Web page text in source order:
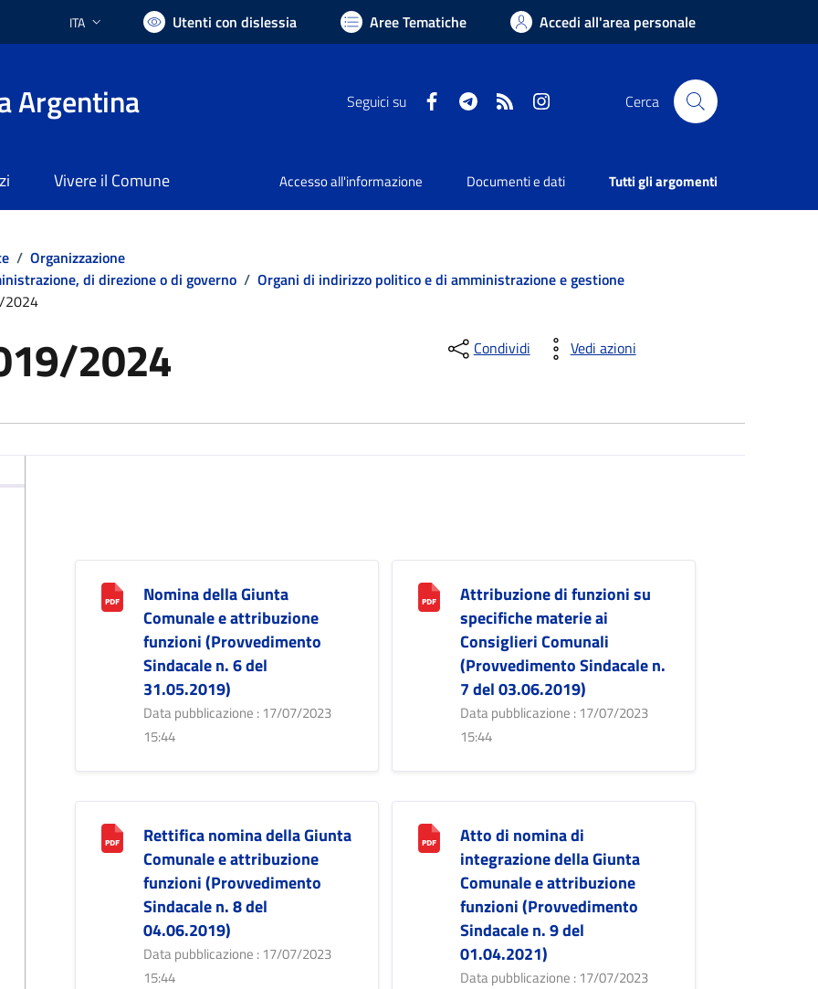
Lingua attiva:
ITA Utenti con dislessia Aree Tematiche Accedi all'area personale
Argentina Seguici su FacebookTelegramRSS Cerca
Vivere il Comune Accesso all'informazione Documenti e dati Tutti gli argomenti
/ Organizzazione
di direzione o di governo / Organi di indirizzo politico e di amministrazione e gestione
2024
2024 Condividi Vedi azioni
Nomina della Giunta
Comunale e attribuzione
funzioni (Provvedimento
Sindacale n. 6 del
31.05.2019)
Data pubblicazione : 17/07/2023
15:44
Attribuzione di funzioni su
specifiche materie ai
Consiglieri Comunali
(Provvedimento Sindacale n.
7 del 03.06.2019)
Data pubblicazione : 17/07/2023
15:44
Rettifica nomina della Giunta
Comunale e attribuzione
funzioni (Provvedimento
Sindacale n. 8 del
04.06.2019)
Data pubblicazione : 17/07/2023
15:44
Atto di nomina di
integrazione della Giunta
Comunale e attribuzione
funzioni (Provvedimento
Sindacale n. 9 del
01.04.2021)
Data pubblicazione : 17/07/2023